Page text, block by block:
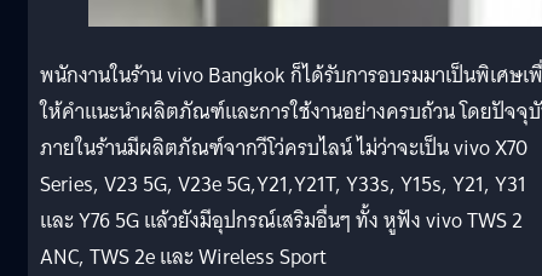
พนักงานในร้าน vivo Bangkok ก็ได้รับการอบรมมาเป็นพิเศษเ
ให้คำแนะนำผลิตภัณฑ์และการใช้งานอย่างครบถ้วน โดยปัจจุ
ภายในร้านมีผลิตภัณฑ์จากวีโว่ครบไลน์ไม่ว่าจะเป็น vivo X70
Series, V23 5G, V23e 5G,Y21,Y21T, Y33s, Y15s, Y21, Y31
และ Y76 5G แล้วยังมีอุปกรณ์เสริมอื่นๆ ทั้ง หูฟัง vivo TWS 2
ANC, TWS 2e และ Wireless Sport